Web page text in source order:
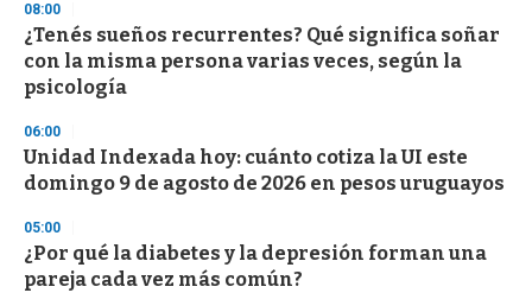
d
s
o
f
3
s
e
c
o
d
08:00
¿Tenés sueños recurrentes? Qué significa soñar
con la misma persona varias veces, según la
psicología
06:00
Unidad Indexada hoy: cuánto cotiza la UI este
domingo 9 de agosto de 2026 en pesos uruguayos
05:00
¿Por qué la diabetes y la depresión forman una
pareja cada vez más común?